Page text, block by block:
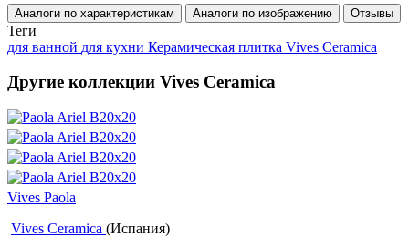
Аналоги по характеристикам Аналоги по изображению Отзывы
Теги
для ванной для кухни Керамическая плитка Vives Ceramica
Другие коллекции Vives Ceramica
Vives Paola
Vives Ceramica (Испания)